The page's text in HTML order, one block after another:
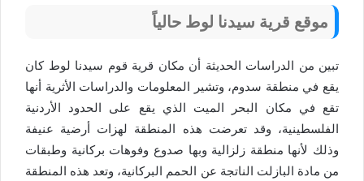
موقع قرية سيدنا لوط حالياً
تبين من الدراسات الحديثة أن مكان قرية قوم سيدنا لوط كان
يقع في منطقة سدوم، وتشير المعلومات والدراسات الأثرية أنها
تقع في مكان البحر الميت الذي يقع على الحدود الأردنية
الفلسطينية، وقد تعرضت هذه المنطقة لهزات أرضية عنيفة
وذلك لأنها منطقة زلزالية وبها صدوع وفوهات بركانية وطبقات
من مادة البازلت الناتجة عن الحمم البركانية، وتعد هذه المنطقة